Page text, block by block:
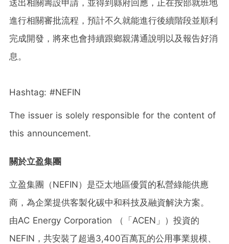
送出相關籌設申請，並得到縣府回應，正在按部就班地
進行相關審批流程，預計不久就能進行後續階段並順利
完成開發，將來也會持續跟鄉親溝通說明以及報告好消
息。
Hashtag: #NEFIN
The issuer is solely responsible for the content of
this announcement.
關於立盈集團
立盈集團（NEFIN）是亞太地區優質的私營綠能供應
商，為企業提供客製化碳中和科技及融資解決方案。
由AC Energy Corporation （「ACEN」）投資的
NEFIN，共安裝了超過3,400百萬瓦的公用事業規模、